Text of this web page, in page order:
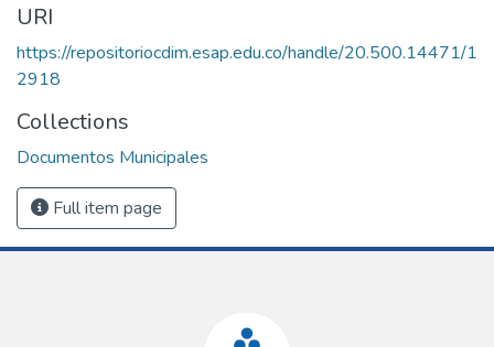
URI
https://repositoriocdim.esap.edu.co/handle/20.500.14471/1
2918
Collections
Documentos Municipales
Full item page